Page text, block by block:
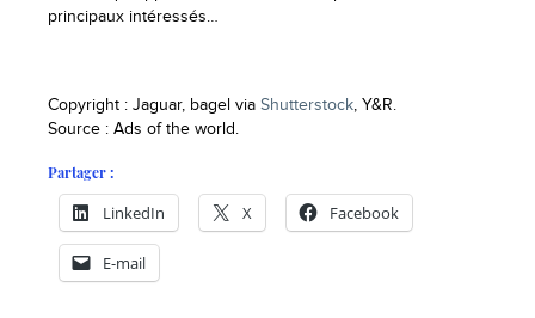
principaux intéressés…
Copyright : Jaguar, bagel via Shutterstock, Y&R.
Source : Ads of the world.
Partager :
LinkedIn X Facebook
E-mail